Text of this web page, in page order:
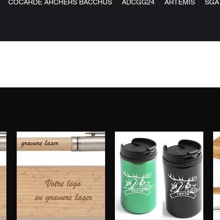
COCARDE ARCHERS BACCHUS ADCGG24 ARTEMIS SGA